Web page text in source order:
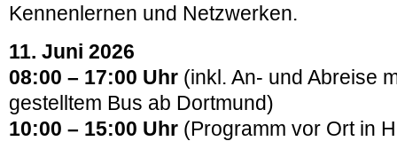
Kennenlernen und Netzwerken.
11. Juni 2026
08:00 – 17:00 Uhr (inkl. An- und Abreise
gestelltem Bus ab Dortmund)
10:00 – 15:00 Uhr (Programm vor Ort in